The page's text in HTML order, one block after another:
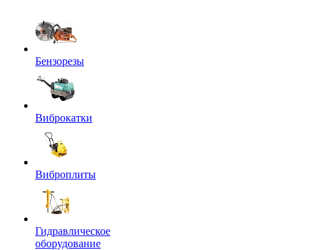
Бензорезы
Виброкатки
Виброплиты
Гидравлическое
оборудование